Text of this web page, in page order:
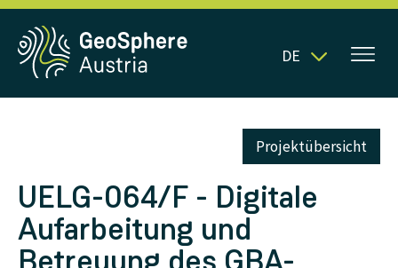
DE
Projektübersicht
UELG-064/F - Digitale
Aufarbeitung und